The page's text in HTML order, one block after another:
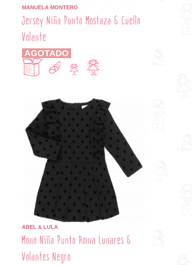
MANUELA MONTERO
Jersey Niña Punto Mostaza & Cuello
Volante
AGOTADO
ABEL & LULA
Mono Niña Punto Roma Lunares &
Volantes Negro